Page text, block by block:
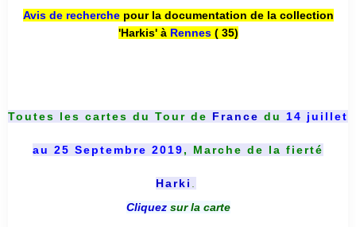
Avis de recherche pour la documentation de la collection
'Harkis' à Rennes( 35)
Toutes les cartes du Tour de France du 14 juillet
au 25 Septembre 2019, Marche de la fierté
Harki
Cliquez sur la carte